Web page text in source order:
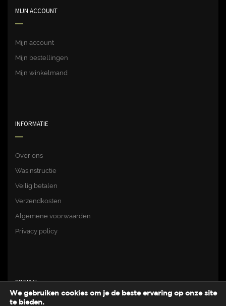
MIJN ACCOUNT
Mijn account
Mijn bestellingen
Mijn winkelmand
INFORMATIE
Over ons
Wasinstructie
Veilig betalen
Verzendkosten
Algemene voorwaarden
Privacy policy
SOCIAAL
We gebruiken cookies om je de beste ervaring op onze site
te bieden.